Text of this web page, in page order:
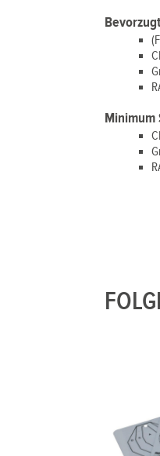
Minimum